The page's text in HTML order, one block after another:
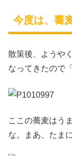
今度は、蕎
散策後、ようや
なってきたので
ここの蕎麦はう
な。まあ、たま